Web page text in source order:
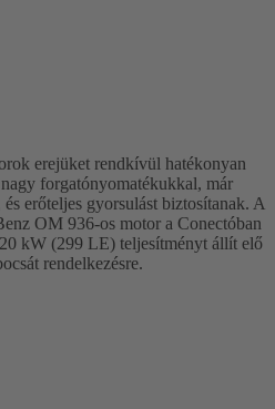
erejüket rendkívül hatékonyan
forgatónyomatékukkal, már
erőteljes gyorsulást biztosítanak. A
OM 936-os motor a Conectóban
kW (299 LE) teljesítményt állít elő
rendelkezésre.